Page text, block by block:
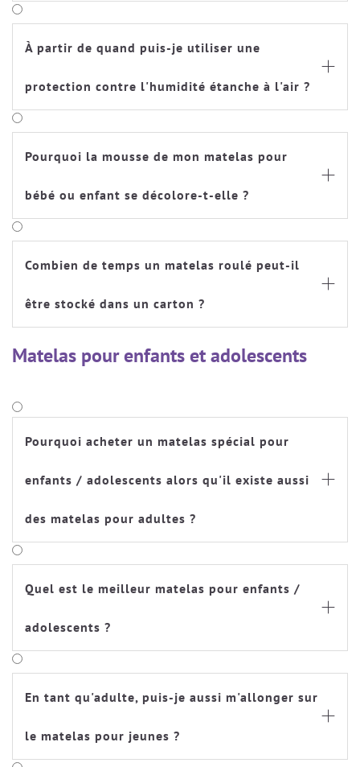
À partir de quand puis-je utiliser une
protection contre l'humidité étanche à l'air ?

Pourquoi la mousse de mon matelas pour
bébé ou enfant se décolore-t-elle ?

Combien de temps un matelas roulé peut-il
être stocké dans un carton ?

Matelas pour enfants et adolescents
Pourquoi acheter un matelas spécial pour
enfants / adolescents alors qu'il existe aussi
des matelas pour adultes ?

Quel est le meilleur matelas pour enfants /
adolescents ?

En tant qu'adulte, puis-je aussi m'allonger sur
le matelas pour jeunes ?
